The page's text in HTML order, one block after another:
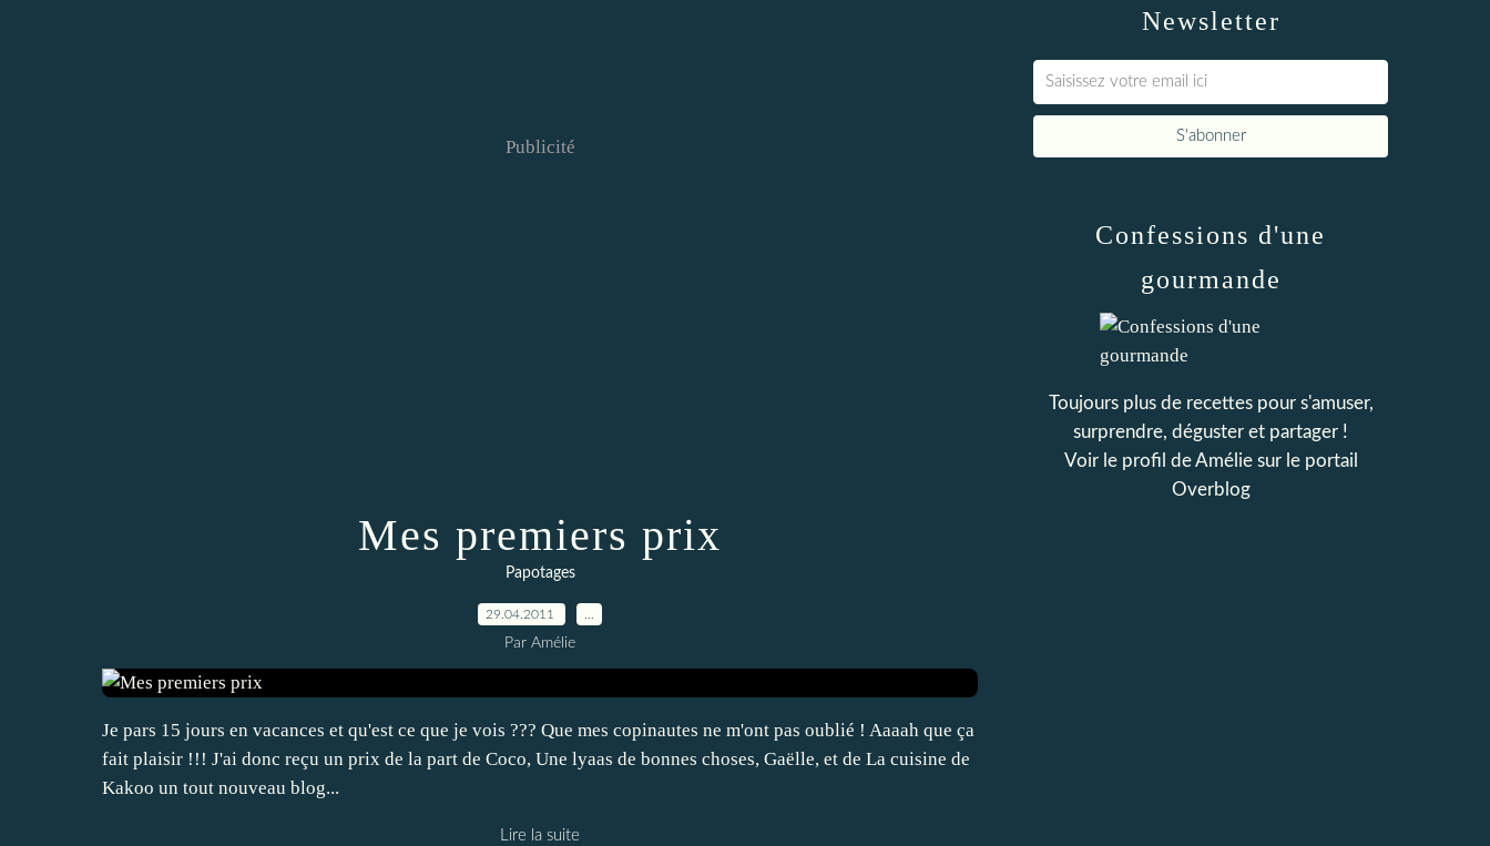
Publicité
Mes premiers prix
Papotages
29.04.2011
Par Amélie
Je pars 15 jours en vacances et qu'est ce que je vois ??? Que mes copinautes ne m'ont pas oublié ! Aaaah que ça
fait plaisir !!! J'ai donc reçu un prix de la part de Coco, Une lyaas de bonnes choses, Gaëlle, et de La cuisine de
Kakoo un tout nouveau blog...
Lire la suite
Newsletter
Confessions d'une
gourmande
Toujours plus de recettes pour s'amuser,
surprendre, déguster et partager !
Voir le profil deAméliesur le portail
Overblog